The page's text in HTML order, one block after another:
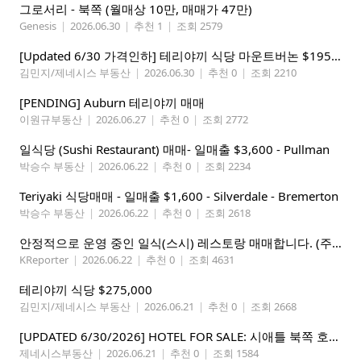
그로서리 - 북쪽 (월매상 10만, 매매가 47만)
Genesis | 2026.06.30 | 추천 1 | 조회 2579
[Updated 6/30 가격인하] 테리야끼 식당 마운트버논 $195,000
김민지/제네시스 부동산 | 2026.06.30 | 추천 0 | 조회 2210
[PENDING] Auburn 테리야끼 매매
이원규부동산 | 2026.06.27 | 추천 0 | 조회 2772
일식당 (Sushi Restaurant) 매매- 일매출 $3,600 - Pullman
박승수 부동산 | 2026.06.22 | 추천 0 | 조회 2234
Teriyaki 식당매매 - 일매출 $1,600 - Silverdale - Bremerton
박승수 부동산 | 2026.06.22 | 추천 0 | 조회 2618
안정적으로 운영 중인 일식(스시) 레스토랑 매매합니다. (주인없는 가게)
KReporter | 2026.06.22 | 추천 0 | 조회 4631
테리야끼 식당 $275,000
김민지/제네시스 부동산 | 2026.06.21 | 추천 0 | 조회 2668
[UPDATED 6/30/2026] HOTEL FOR SALE: 시애틀 북쪽 호텔 – 연매상 200만불, 순수입 80만불, 핵심 입지
제네시스부동산 | 2026.06.21 | 추천 0 | 조회 1584